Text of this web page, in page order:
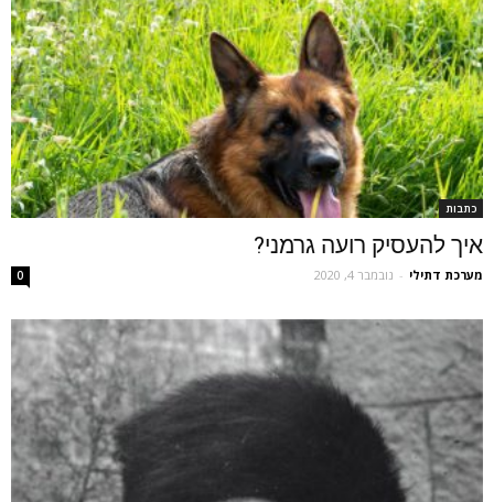
כתבות
איך להעסיק רועה גרמני?
מערכת דתילי - נובמבר 4, 2020 0